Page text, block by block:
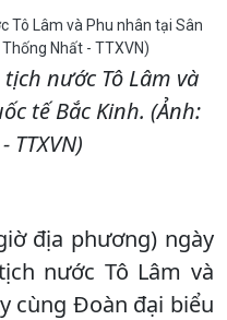
nước Tô Lâm và
tế Bắc Kinh. (Ảnh:
TTXVN)
địa phương) ngày
nước Tô Lâm và
cùng Đoàn đại biểu